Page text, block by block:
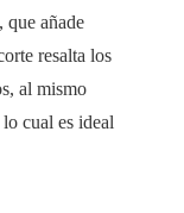
que añade
resalta los
al mismo
cual es ideal